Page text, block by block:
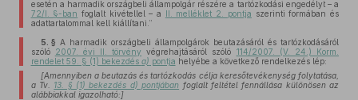
esetén a harmadik országbeli állampolgár részére a tartózkodási engedélyt – a
72/I. §-ban foglalt kivétellel – a II. melléklet 2. pontja szerinti formában és
adattartalommal kell kiállítani.”
5. § A harmadik országbeli állampolgárok beutazásáról és tartózkodásáról
szóló 2007. évi II. törvény végrehajtásáról szóló 114/2007. (V. 24.) Korm.
rendelet 59. § (1) bekezdés a) pontja helyébe a következő rendelkezés lép:
[Amennyiben a beutazás és tartózkodás célja keresőtevékenység folytatása,
a Tv. 13. § (1) bekezdés d) pontjában foglalt feltétel fennállása különösen az
alábbiakkal igazolható:]